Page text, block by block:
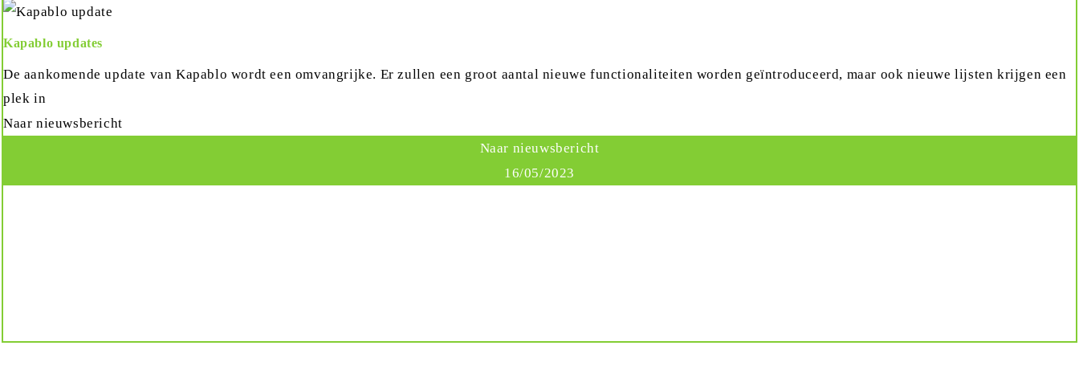
Kapablo updates
De aankomende update van Kapablo wordt een omvangrijke. Er zullen een groot aantal nieuwe functionaliteiten worden geïntroduceerd, maar ook nieuwe lijsten krijgen een
plek in
Naar nieuwsbericht
Naar nieuwsbericht
16/05/2023